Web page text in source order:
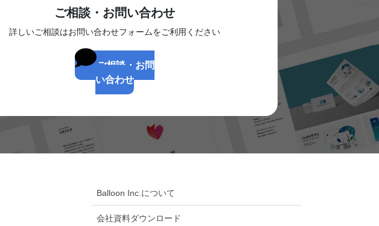
ご相談・お問い合わせ
詳しいご相談はお問い合わせフォームをご利用ください
ご相談・お問
い合わせ
Balloon Inc.について
会社資料ダウンロード